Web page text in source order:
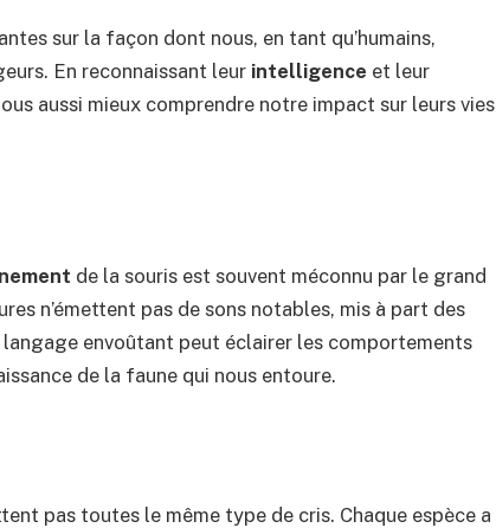
sur la façon dont nous, en tant qu’humains,
En reconnaissant leur intelligence et leur
aussi mieux comprendre notre impact sur leurs vies
de la souris est souvent méconnu par le grand
n’émettent pas de sons notables, mis à part des
envoûtant peut éclairer les comportements
de la faune qui nous entoure.
pas toutes le même type de cris. Chaque espèce a